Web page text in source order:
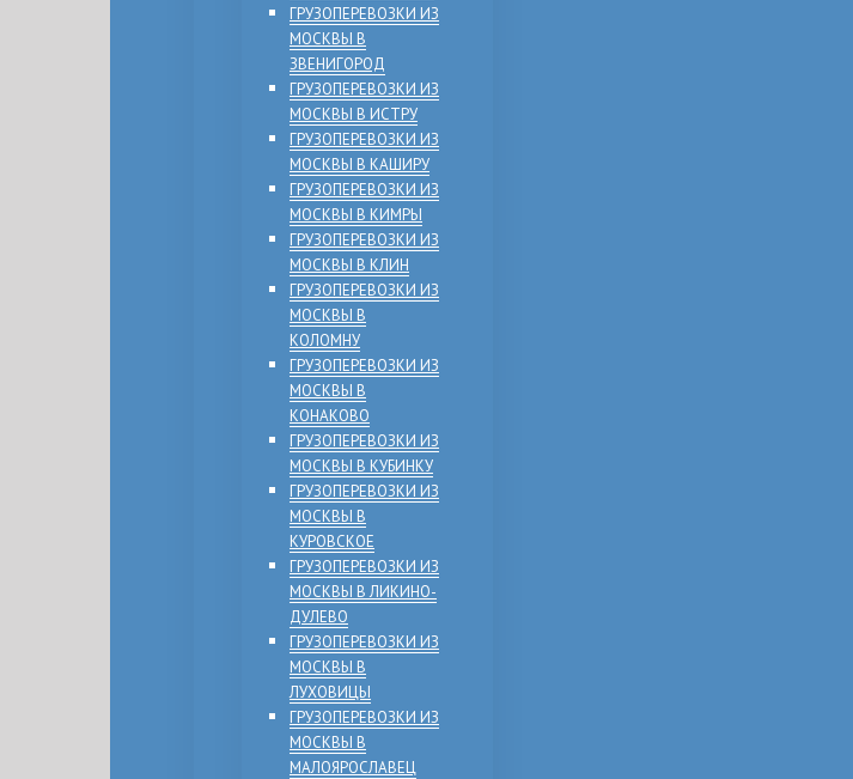
ГРУЗОПЕРЕВОЗКИ ИЗ
МОСКВЫ В
ЗВЕНИГОРОД
ГРУЗОПЕРЕВОЗКИ ИЗ
МОСКВЫ В ИСТРУ
ГРУЗОПЕРЕВОЗКИ ИЗ
МОСКВЫ В КАШИРУ
ГРУЗОПЕРЕВОЗКИ ИЗ
МОСКВЫ В КИМРЫ
ГРУЗОПЕРЕВОЗКИ ИЗ
МОСКВЫ В КЛИН
ГРУЗОПЕРЕВОЗКИ ИЗ
МОСКВЫ В
КОЛОМНУ
ГРУЗОПЕРЕВОЗКИ ИЗ
МОСКВЫ В
КОНАКОВО
ГРУЗОПЕРЕВОЗКИ ИЗ
МОСКВЫ В КУБИНКУ
ГРУЗОПЕРЕВОЗКИ ИЗ
МОСКВЫ В
КУРОВСКОЕ
ГРУЗОПЕРЕВОЗКИ ИЗ
МОСКВЫ В ЛИКИНО-
ДУЛЕВО
ГРУЗОПЕРЕВОЗКИ ИЗ
МОСКВЫ В
ЛУХОВИЦЫ
ГРУЗОПЕРЕВОЗКИ ИЗ
МОСКВЫ В
МАЛОЯРОСЛАВЕЦ